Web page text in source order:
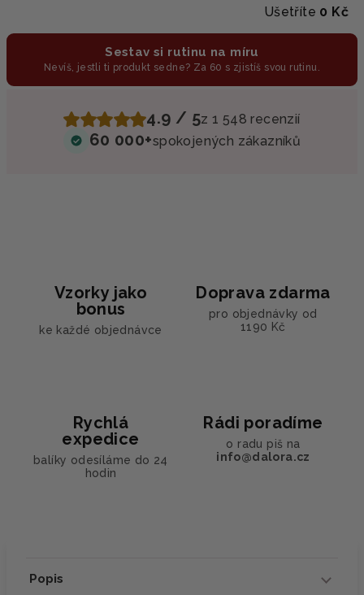
Ušetříte 0 Kč
Sestav si rutinu na míru
Nevíš, jestli ti produkt sedne? Za 60 s zjistíš svou rutinu.
4.9 / 5z 1 548 recenzií
60 000+spokojených zákazníků
Vzorky jako
bonus
ke každé objednávce
Doprava zdarma
pro objednávky od
1190 Kč
Rychlá
expedice
balíky odesíláme do 24
hodin
Rádi poradíme
o radu piš na
info@dalora.cz
Popis